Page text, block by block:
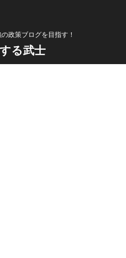
政策ブログを目指す！
る武士